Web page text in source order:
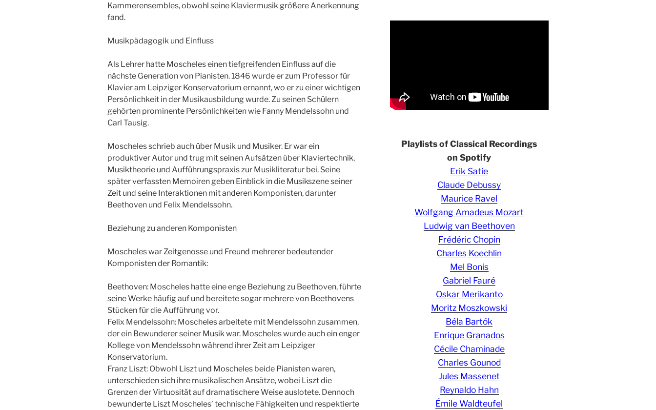
Kammerensembles, obwohl seine Klaviermusik größere Anerkennung
fand.
Musikpädagogik und Einfluss
Als Lehrer hatte Moscheles einen tiefgreifenden Einfluss auf die
nächste Generation von Pianisten. 1846 wurde er zum Professor für
Klavier am Leipziger Konservatorium ernannt, wo er zu einer wichtigen
Persönlichkeit in der Musikausbildung wurde. Zu seinen Schülern
gehörten prominente Persönlichkeiten wie Fanny Mendelssohn und
Carl Tausig.
Moscheles schrieb auch über Musik und Musiker. Er war ein
produktiver Autor und trug mit seinen Aufsätzen über Klaviertechnik,
Musiktheorie und Aufführungspraxis zur Musikliteratur bei. Seine
später verfassten Memoiren geben Einblick in die Musikszene seiner
Zeit und seine Interaktionen mit anderen Komponisten, darunter
Beethoven und Felix Mendelssohn.
Beziehung zu anderen Komponisten
Moscheles war Zeitgenosse und Freund mehrerer bedeutender
Komponisten der Romantik:
Beethoven: Moscheles hatte eine enge Beziehung zu Beethoven, führte
seine Werke häufig auf und bereitete sogar mehrere von Beethovens
Stücken für die Aufführung vor.
Felix Mendelssohn: Moscheles arbeitete mit Mendelssohn zusammen,
der ein Bewunderer seiner Musik war. Moscheles wurde auch ein enger
Kollege von Mendelssohn während ihrer Zeit am Leipziger
Konservatorium.
Franz Liszt: Obwohl Liszt und Moscheles beide Pianisten waren,
unterschieden sich ihre musikalischen Ansätze, wobei Liszt die
Grenzen der Virtuosität auf dramatischere Weise auslotete. Dennoch
bewunderte Liszt Moscheles’ technische Fähigkeiten und respektierte
Playlists of Classical Recordings
on Spotify
Erik Satie
Claude Debussy
Maurice Ravel
Wolfgang Amadeus Mozart
Ludwig van Beethoven
Frédéric Chopin
Charles Koechlin
Mel Bonis
Gabriel Fauré
Oskar Merikanto
Moritz Moszkowski
Béla Bartók
Enrique Granados
Cécile Chaminade
Charles Gounod
Jules Massenet
Reynaldo Hahn
Émile Waldteufel